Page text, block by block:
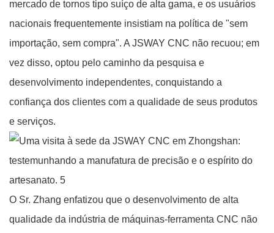
mercado de tornos tipo suíço de alta gama, e os usuários
nacionais frequentemente insistiam na política de "sem
importação, sem compra". A JSWAY CNC não recuou; em
vez disso, optou pelo caminho da pesquisa e
desenvolvimento independentes, conquistando a
confiança dos clientes com a qualidade de seus produtos
e serviços.
O Sr. Zhang enfatizou que o desenvolvimento de alta
qualidade da indústria de máquinas-ferramenta CNC não